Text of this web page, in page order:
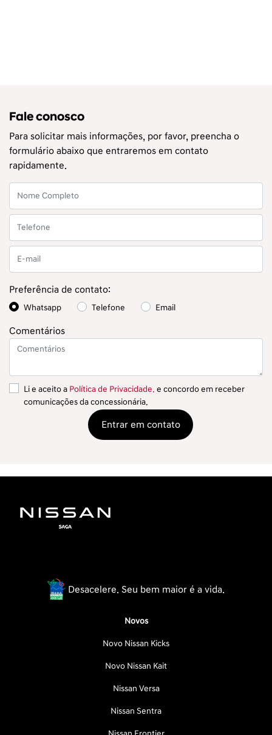
Fale conosco
Para solicitar mais informações, por favor, preencha o
formulário abaixo que entraremos em contato
rapidamente.
Preferência de contato:
Whatsapp Telefone Email
Comentários
Li e aceito a Política de Privacidade. e concordo em receber
comunicações da concessionária.
Entrar em contato
Desacelere. Seu bem maior é a vida.
Novos
Novo Nissan Kicks
Novo Nissan Kait
Nissan Versa
Nissan Sentra